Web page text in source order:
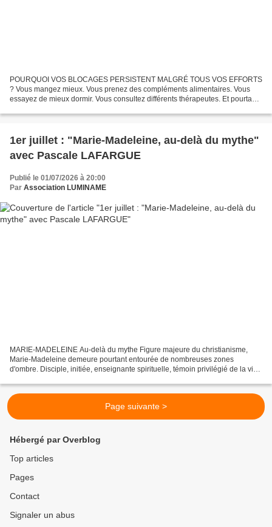
POURQUOI VOS BLOCAGES PERSISTENT MALGRÉ TOUS VOS EFFORTS
? Vous mangez mieux. Vous prenez des compléments alimentaires. Vous
essayez de mieux dormir. Vous consultez différents thérapeutes. Et pourtant
1er juillet : "Marie-Madeleine, au-delà du mythe"
avec Pascale LAFARGUE
Publié le 01/07/2026 à 20:00
Par Association LUMINAME
MARIE-MADELEINE Au-delà du mythe Figure majeure du christianisme,
Marie-Madeleine demeure pourtant entourée de nombreuses zones
d'ombre. Disciple, initiée, enseignante spirituelle, témoin privilégié de la vie
Page suivante >
Hébergé par Overblog
Top articles
Pages
Contact
Signaler un abus